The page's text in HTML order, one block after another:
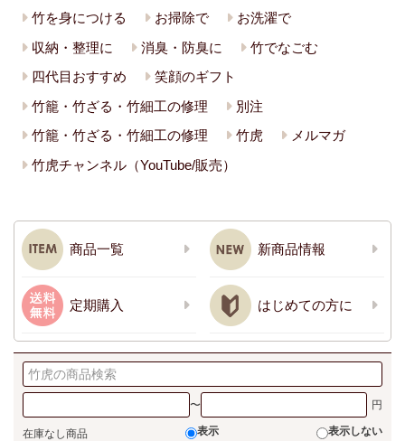
竹を身につける
お掃除で
お洗濯で
収納・整理に
消臭・防臭に
竹でなごむ
四代目おすすめ
笑顔のギフト
竹籠・竹ざる・竹細工の修理
別注
竹籠・竹ざる・竹細工の修理
竹虎
メルマガ
竹虎チャンネル（YouTube/販売）
商品一覧 新商品情報
定期購入 はじめての方に
〜
在庫なし商品 表示 表示しない